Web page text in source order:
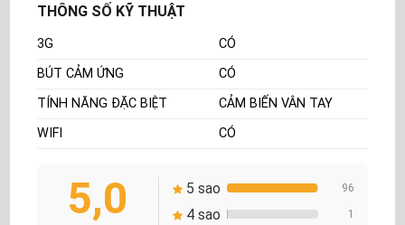
THÔNG SỐ KỸ THUẬT
3G
CÓ
BÚT CẢM ỨNG
CÓ
TÍNH NĂNG ĐẶC BIỆT
CẢM BIẾN VÂN TAY
WIFI
CÓ
5,0 5 sao 96
4 sao 1